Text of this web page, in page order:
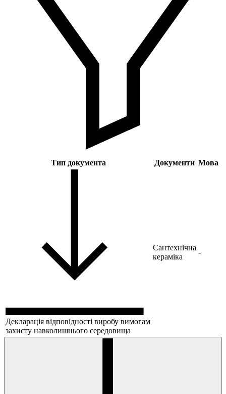
Тип документа Документи Мова
Декларація відповідності виробу вимогам
захисту навколишнього середовища
Сантехнічна
кераміка
-